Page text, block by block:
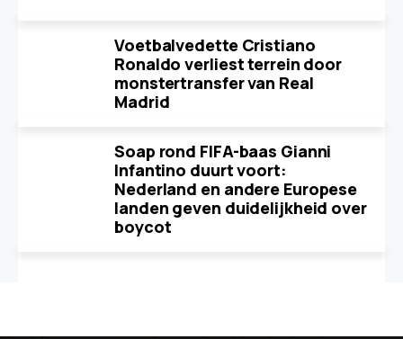
Voetbalvedette Cristiano
Ronaldo verliest terrein door
monstertransfer van Real
Madrid
Soap rond FIFA-baas Gianni
Infantino duurt voort:
Nederland en andere Europese
landen geven duidelijkheid over
boycot